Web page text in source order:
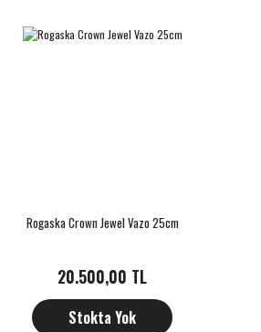
Rogaska Crown Jewel Vazo 25cm
20.500,00 TL
Stokta Yok